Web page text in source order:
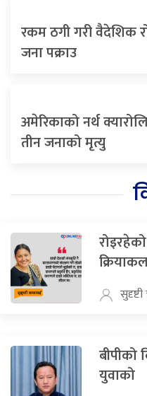
रकम ठगी गरी वैदेशिक
जना पक्राउ
अमेरिकाको नर्थ
तीन जनाको मृत्यु
बीपीको
युवाको